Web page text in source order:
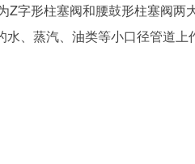
字形柱塞阀和腰鼓形柱塞阀两
、蒸汽、油类等小口径管道上